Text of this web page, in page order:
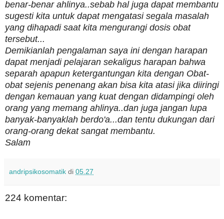
benar-benar ahlinya..sebab hal juga dapat membantu
sugesti kita untuk dapat mengatasi segala masalah
yang dihapadi saat kita mengurangi dosis obat
tersebut...
Demikianlah pengalaman saya ini dengan harapan
dapat menjadi pelajaran sekaligus harapan bahwa
separah apapun ketergantungan kita dengan Obat-
obat sejenis penenang akan bisa kita atasi jika diiringi
dengan kemauan yang kuat dengan didampingi oleh
orang yang memang ahlinya..dan juga jangan lupa
banyak-banyaklah berdo'a...dan tentu dukungan dari
orang-orang dekat sangat membantu.
Salam
andripsikosomatik di 05.27
224 komentar: